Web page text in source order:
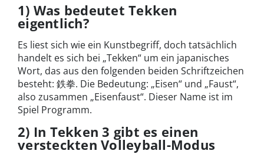
1) Was bedeutet Tekken
eigentlich?
Es liest sich wie ein Kunstbegriff, doch tatsächlich
handelt es sich bei „Tekken“ um ein japanisches
Wort, das aus den folgenden beiden Schriftzeichen
besteht: 鉄拳. Die Bedeutung: „Eisen“ und „Faust“,
also zusammen „Eisenfaust“. Dieser Name ist im
Spiel Programm.
2) In Tekken 3 gibt es einen
versteckten Volleyball-Modus